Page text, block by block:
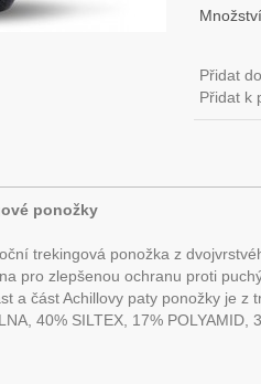
Přidat
Přidat k
ponožky
trekingová ponožka z
pro zlepšenou ochranu proti
a část Achillovy paty ponožky je z
40% SILTEX, 17% POLYAMID,